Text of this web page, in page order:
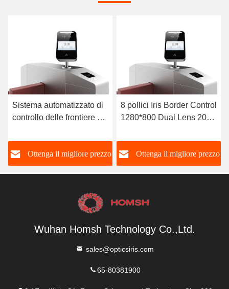
Sistema automatizzato di
controllo delle frontiere ad
a LED a infrarossi
Ottenga il migliore prezzo
8 pollici Iris Border Control
1280*800 Dual Lens 20x
Ottenga il migliore prezzo
Wuhan Homsh Technology Co.,Ltd.
sales@opticsiris.com
65-80381900